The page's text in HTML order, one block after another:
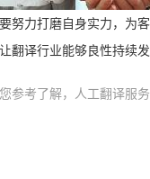
努力打磨自身实力，为
翻译行业能够良性持续发
考了解，人工翻译服务